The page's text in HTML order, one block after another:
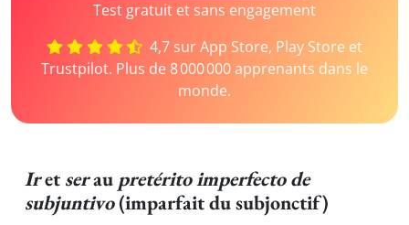
Test gratuit et sans engagement
4,7 sur App Store, Play Store et
Trustpilot. Plus de 8 000 000 apprenants dans le
monde.
Iret serau pretérito imperfecto de
subjuntivo(imparfait du subjonctif)